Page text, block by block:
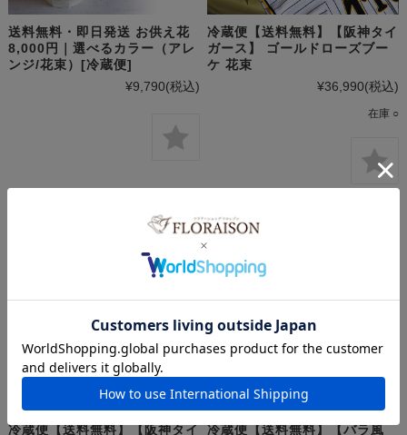
送料無料・即日発送 お供え花
8,000円｜選べるカラー（アレ
ンジ/花束）[冷蔵便]
¥9,790(税込)
冷蔵便【送料無料】【阪神タイ
ガース】 ゴールドローズブー
ケ 花束
¥36,990(税込)
在庫 ○
冷蔵便【送料無料】【阪神タイ 冷蔵便【送料無料】【バラ風